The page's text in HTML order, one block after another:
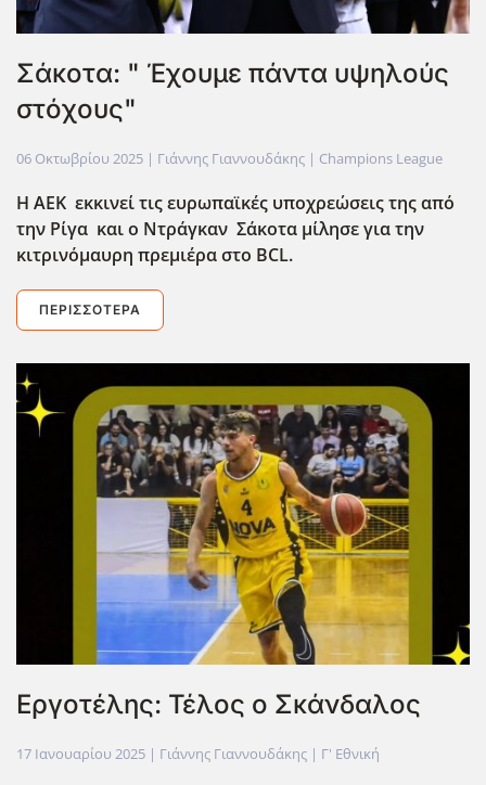
Σάκοτα: " Έχουμε πάντα υψηλούς
στόχους"
06 Οκτωβρίου 2025 | Γιάννης Γιαννουδάκης | Champions League
Η ΑΕΚ εκκινεί τις ευρωπαϊκές υποχρεώσεις της από
την Ρίγα και ο Ντράγκαν Σάκοτα μίλησε για την
κιτρινόμαυρη πρεμιέρα στο BCL.
ΠΕΡΙΣΣΌΤΕΡΑ
Εργοτέλης: Τέλος ο Σκάνδαλος
17 Ιανουαρίου 2025 | Γιάννης Γιαννουδάκης | Γ' Εθνική